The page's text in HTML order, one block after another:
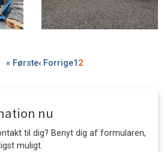
Første
« FørsteForrige
‹ ForrigeSide
1 Side
2
nu
til dig? Benyt dig af formularen,
muligt.